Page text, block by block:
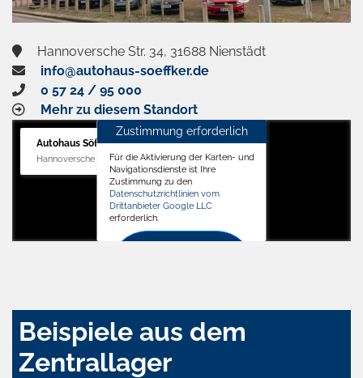
Hannoversche Str. 34, 31688 Nienstädt
info@autohaus-soeffker.de
0 57 24 / 95 000
Mehr zu diesem Standort
Autohaus Söffker GmbH
Hannoversche Str. 34, 31688 Nienstädt
Zustimmung erforderlich
Für die Aktivierung der Karten- und
Navigationsdienste ist Ihre
Zustimmung zu den
Datenschutzrichtlinien vom
Drittanbieter Google LLC
erforderlich.
Beispiele aus dem
Zentrallager